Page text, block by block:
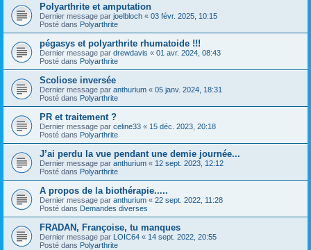
Polyarthrite et amputation
Dernier message par joelbloch « 03 févr. 2025, 10:15
Posté dans Polyarthrite
pégasys et polyarthrite rhumatoide !!!
Dernier message par drewdavis « 01 avr. 2024, 08:43
Posté dans Polyarthrite
Scoliose inversée
Dernier message par anthurium « 05 janv. 2024, 18:31
Posté dans Polyarthrite
PR et traitement ?
Dernier message par celine33 « 15 déc. 2023, 20:18
Posté dans Polyarthrite
J’ai perdu la vue pendant une demie journée...
Dernier message par anthurium « 12 sept. 2023, 12:12
Posté dans Polyarthrite
A propos de la biothérapie.....
Dernier message par anthurium « 22 sept. 2022, 11:28
Posté dans Demandes diverses
FRADAN, Françoise, tu manques
Dernier message par LOIC64 « 14 sept. 2022, 20:55
Posté dans Polyarthrite